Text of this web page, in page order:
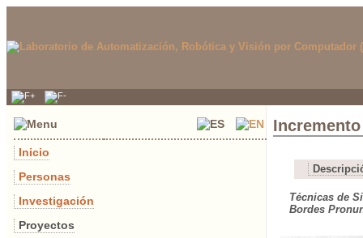
Inicio
Personas
Investigación
Proyectos
Técnicas de
Bordes